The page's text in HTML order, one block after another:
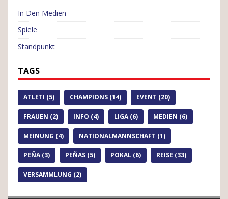
In Den Medien
Spiele
Standpunkt
TAGS
ATLETI (5) CHAMPIONS (14) EVENT (20)
FRAUEN (2) INFO (4) LIGA (6) MEDIEN (6)
MEINUNG (4) NATIONALMANNSCHAFT (1)
PEÑA (3) PEÑAS (5) POKAL (6) REISE (33)
VERSAMMLUNG (2)